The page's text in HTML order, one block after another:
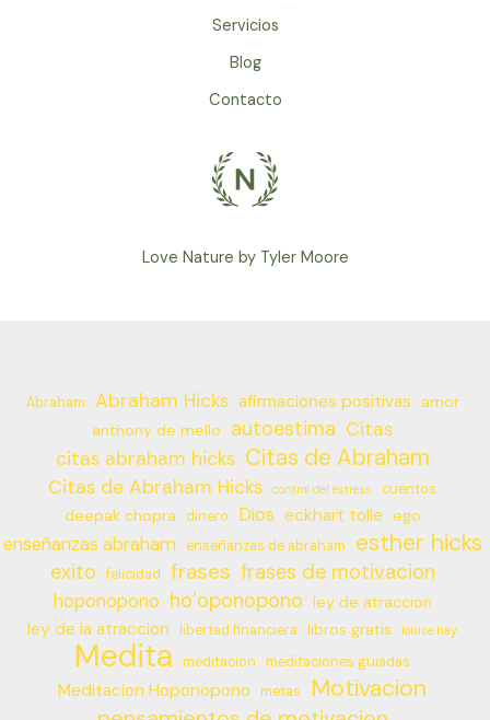
Servicios
Blog
Contacto
Love Nature by Tyler Moore
Abraham Abraham Hicks afirmaciones positivas
amor
anthony de mello
autoestima Citas
citas abraham hicks Citas de Abraham
Citas de Abraham Hicks control del estress cuentos
deepak chopra dinero Dios eckhart tolle ego
enseñanzas abraham enseñanzas de abraham esther hicks
exito felicidad frases frases de motivacion
hoponopono ho’oponopono ley de atraccion
ley de la atraccion libertad financiera libros gratis louise hay
Medita meditacion meditaciones guiadas
Meditacion Hoponopono metas Motivacion